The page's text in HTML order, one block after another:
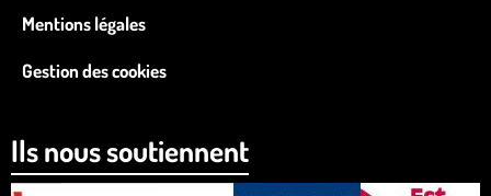
Mentions légales
Gestion des cookies
Ils nous soutiennent